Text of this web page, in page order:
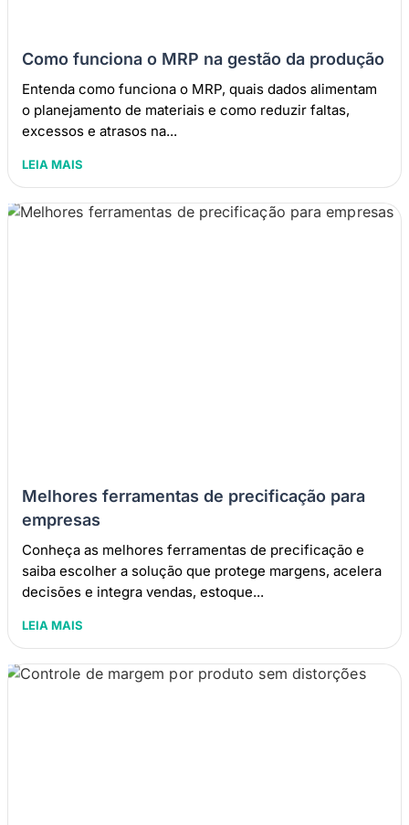
Como funciona o MRP na gestão da produção
Entenda como funciona o MRP, quais dados alimentam
o planejamento de materiais e como reduzir faltas,
excessos e atrasos na...
LEIA MAIS
Melhores ferramentas de precificação para
empresas
Conheça as melhores ferramentas de precificação e
saiba escolher a solução que protege margens, acelera
decisões e integra vendas, estoque...
LEIA MAIS